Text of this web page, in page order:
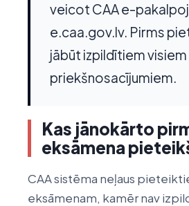
veicot CAA e-
e.caa.gov.lv. Pirms
jābūt izpildītiem visiem
priekšnosacījumiem.
Kas jānokārto
eksāmena
CAA sistēma neļaus
eksāmenam, kamēr nav